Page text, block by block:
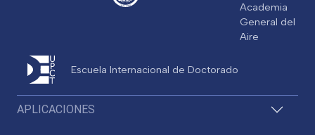
APLICACIONES
Academia
General del
Aire
Escuela Internacional de Doctorado